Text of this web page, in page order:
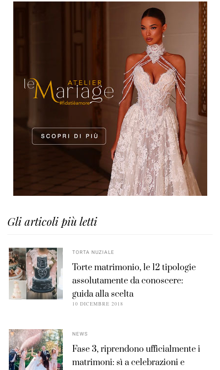
Gli articoli più letti
TORTA NUZIALE
Torte matrimonio, le 12 tipologie
assolutamente da conoscere:
guida alla scelta
10 DICEMBRE 2018
NEWS
Fase 3, riprendono ufficialmente i
matrimoni: sì a celebrazioni e